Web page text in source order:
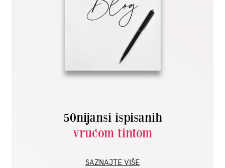
50nijansi ispisanih
vrućom tintom
SAZNAJTE VIŠE